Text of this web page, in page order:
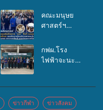
คณะมนุษย
ศาสตร์ฯ
จัดอบรมเสริม
ศักยภาพ
กองทุน
สุขภาพตำบล
รองรับการจัด
กฟผ.โรง
ไฟฟ้าจะนะ
พยาบาลศิคริ
ข่าวกีฬา ข่าวสังคม